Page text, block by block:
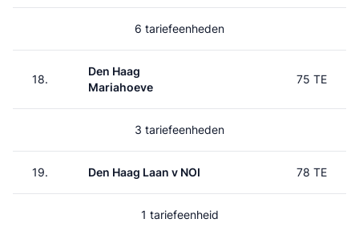
6 tariefeenheden
18.
Den Haag
Mariahoeve
75 TE
3 tariefeenheden
19. Den Haag Laan v NOI 78 TE
1 tariefeenheid